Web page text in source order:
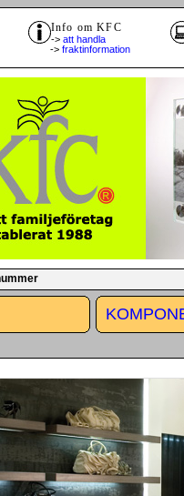
Info om KFC
-> att handla
-> fraktinformation